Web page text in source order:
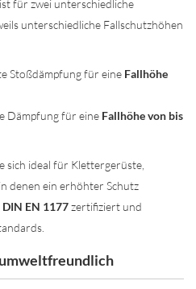
für zwei unterschiedliche
unterschiedliche Fallschutzhöhen
Stoßdämpfung für eine Fallhöhe
Dämpfung für eine Fallhöhe von bis
sich ideal für Klettergerüste,
denen ein erhöhter Schutz
DIN EN 1177zertifiziert und